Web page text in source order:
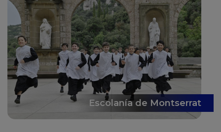
Escolanía de Montserrat